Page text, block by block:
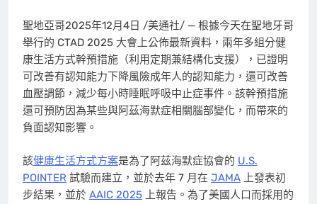
聖地亞哥2025年12月4日 /美通社/ — 根據今天在聖地牙哥
舉行的 CTAD 2025 大會上公佈最新資料，兩年多組分健
康生活方式幹預措施（利用定期兼結構化支援），已證明
可改善有認知能力下降風險成年人的認知能力，還可改善
血壓調節，減少每小時睡眠呼吸中止症事件。該幹預措施
還可預防因為某些與阿茲海默症相關腦部變化，而帶來的
負面認知影響。
該健康生活方式方案是為了阿茲海默症協會的 U.S.
POINTER 試驗而建立，並於去年 7 月在 JAMA 上發表初
步結果，並於 AAIC 2025 上報告。為了美國人口而採用的